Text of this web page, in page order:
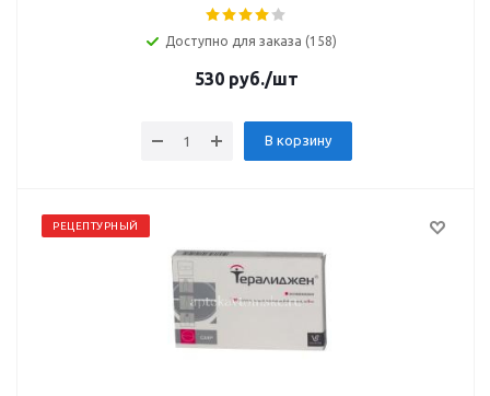
Доступно для заказа (158)
530руб./шт
В корзину
РЕЦЕПТУРНЫЙ